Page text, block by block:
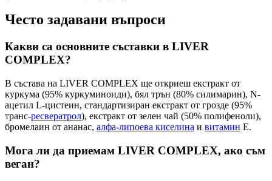
Често задавани въпроси
Какви са основните съставки в LIVER
COMPLEX?
В състава на LIVER COMPLEX ще откриеш екстракт от
куркума (95% куркуминоиди), бял трън (80% силимарин), N-
ацетил L-цистеин, стандартизиран екстракт от грозде (95%
транс-ресвератрол), екстракт от зелен чай (50% полифеноли),
бромелаин от ананас, алфа-липоева киселина и витамин Е.
Мога ли да приемам LIVER COMPLEX, ако съм
веган?